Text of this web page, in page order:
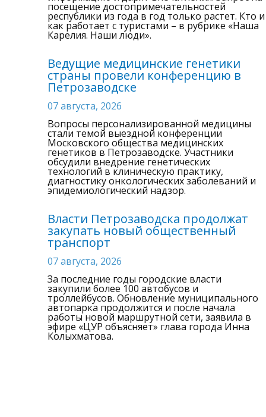
посещение достопримечательностей
республики из года в год только растет. Кто и
как работает с туристами – в рубрике «Наша
Карелия. Наши люди».
Ведущие медицинские генетики
страны провели конференцию в
Петрозаводске
07 августа, 2026
Вопросы персонализированной медицины
стали темой выездной конференции
Московского общества медицинских
генетиков в Петрозаводске. Участники
обсудили внедрение генетических
технологий в клиническую практику,
диагностику онкологических заболеваний и
эпидемиологический надзор.
Власти Петрозаводска продолжат
закупать новый общественный
транспорт
07 августа, 2026
За последние годы городские власти
закупили более 100 автобусов и
троллейбусов. Обновление муниципального
автопарка продолжится и после начала
работы новой маршрутной сети, заявила в
эфире «ЦУР объясняет» глава города Инна
Колыхматова.